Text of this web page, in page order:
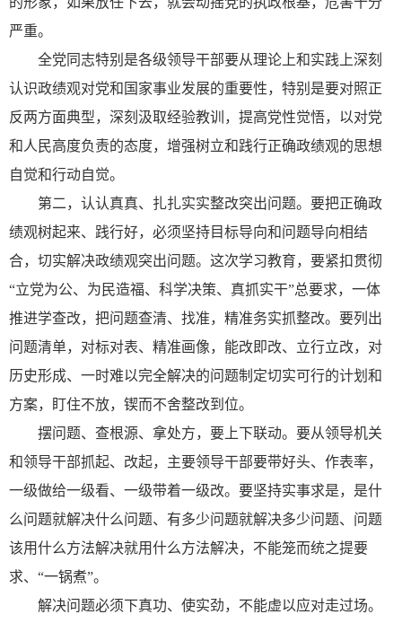
严重。
全党同志特别是各级领导干部要从理论上和实践上深刻
认识政绩观对党和国家事业发展的重要性，特别是要对照正
反两方面典型，深刻汲取经验教训，提高党性觉悟，以对党
和人民高度负责的态度，增强树立和践行正确政绩观的思想
自觉和行动自觉。
第二，认认真真、扎扎实实整改突出问题。要把正确政
绩观树起来、践行好，必须坚持目标导向和问题导向相结
合，切实解决政绩观突出问题。这次学习教育，要紧扣贯彻
“立党为公、为民造福、科学决策、真抓实干”总要求，一体
推进学查改，把问题查清、找准，精准务实抓整改。要列出
问题清单，对标对表、精准画像，能改即改、立行立改，对
历史形成、一时难以完全解决的问题制定切实可行的计划和
方案，盯住不放，锲而不舍整改到位。
摆问题、查根源、拿处方，要上下联动。要从领导机关
和领导干部抓起、改起，主要领导干部要带好头、作表率，
一级做给一级看、一级带着一级改。要坚持实事求是，是什
么问题就解决什么问题、有多少问题就解决多少问题、问题
该用什么方法解决就用什么方法解决，不能笼而统之提要
求、“一锅煮”。
解决问题必须下真功、使实劲，不能虚以应对走过场。